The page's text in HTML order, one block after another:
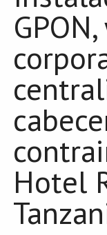
Hotel